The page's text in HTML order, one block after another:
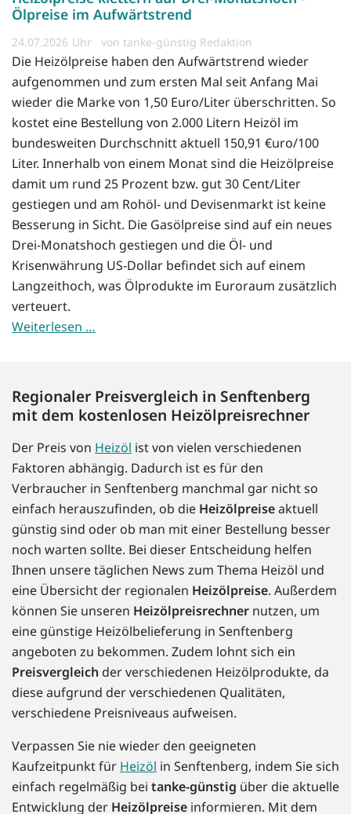
Ölpreise im Aufwärtstrend
24.07.2026 von tanke-günstig Redaktion
Die Heizölpreise haben den Aufwärtstrend wieder
aufgenommen und zum ersten Mal seit Anfang Mai
wieder die Marke von 1,50 Euro/Liter überschritten. So
kostet eine Bestellung von 2.000 Litern Heizöl im
bundesweiten Durchschnitt aktuell 150,91 €uro/100
Liter. Innerhalb von einem Monat sind die Heizölpreise
damit um rund 25 Prozent bzw. gut 30 Cent/Liter
gestiegen und am Rohöl- und Devisenmarkt ist keine
Besserung in Sicht. Die Gasölpreise sind auf ein neues
Drei-Monatshoch gestiegen und die Öl- und
Krisenwährung US-Dollar befindet sich auf einem
Langzeithoch, was Ölprodukte im Euroraum zusätzlich
verteuert.
Weiterlesen …
Regionaler Preisvergleich in Senftenberg
mit dem kostenlosen Heizölpreisrechner
Der Preis von Heizöl ist von vielen verschiedenen
Faktoren abhängig. Dadurch ist es für den
Verbraucher in Senftenberg manchmal gar nicht so
einfach herauszufinden, ob die Heizölpreiseaktuell
günstig sind oder ob man mit einer Bestellung besser
noch warten sollte. Bei dieser Entscheidung helfen
Ihnen unsere täglichen News zum Thema Heizöl und
eine Übersicht der regionalen Heizölpreise. Außerdem
können Sie unseren Heizölpreisrechner nutzen, um
eine günstige Heizölbelieferung in Senftenberg
angeboten zu bekommen. Zudem lohnt sich ein
Preisvergleich der verschiedenen Heizölprodukte, da
diese aufgrund der verschiedenen Qualitäten,
verschiedene Preisniveaus aufweisen.
Verpassen Sie nie wieder den geeigneten
Kaufzeitpunkt für Heizöl in Senftenberg, indem Sie sich
einfach regelmäßig bei tanke-günstig über die aktuelle
Entwicklung der Heizölpreise informieren. Mit dem